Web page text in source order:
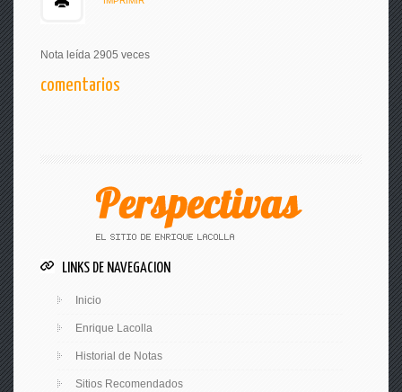
Nota leída 2905 veces
comentarios
LINKS DE NAVEGACION
Inicio
Enrique Lacolla
Historial de Notas
Sitios Recomendados